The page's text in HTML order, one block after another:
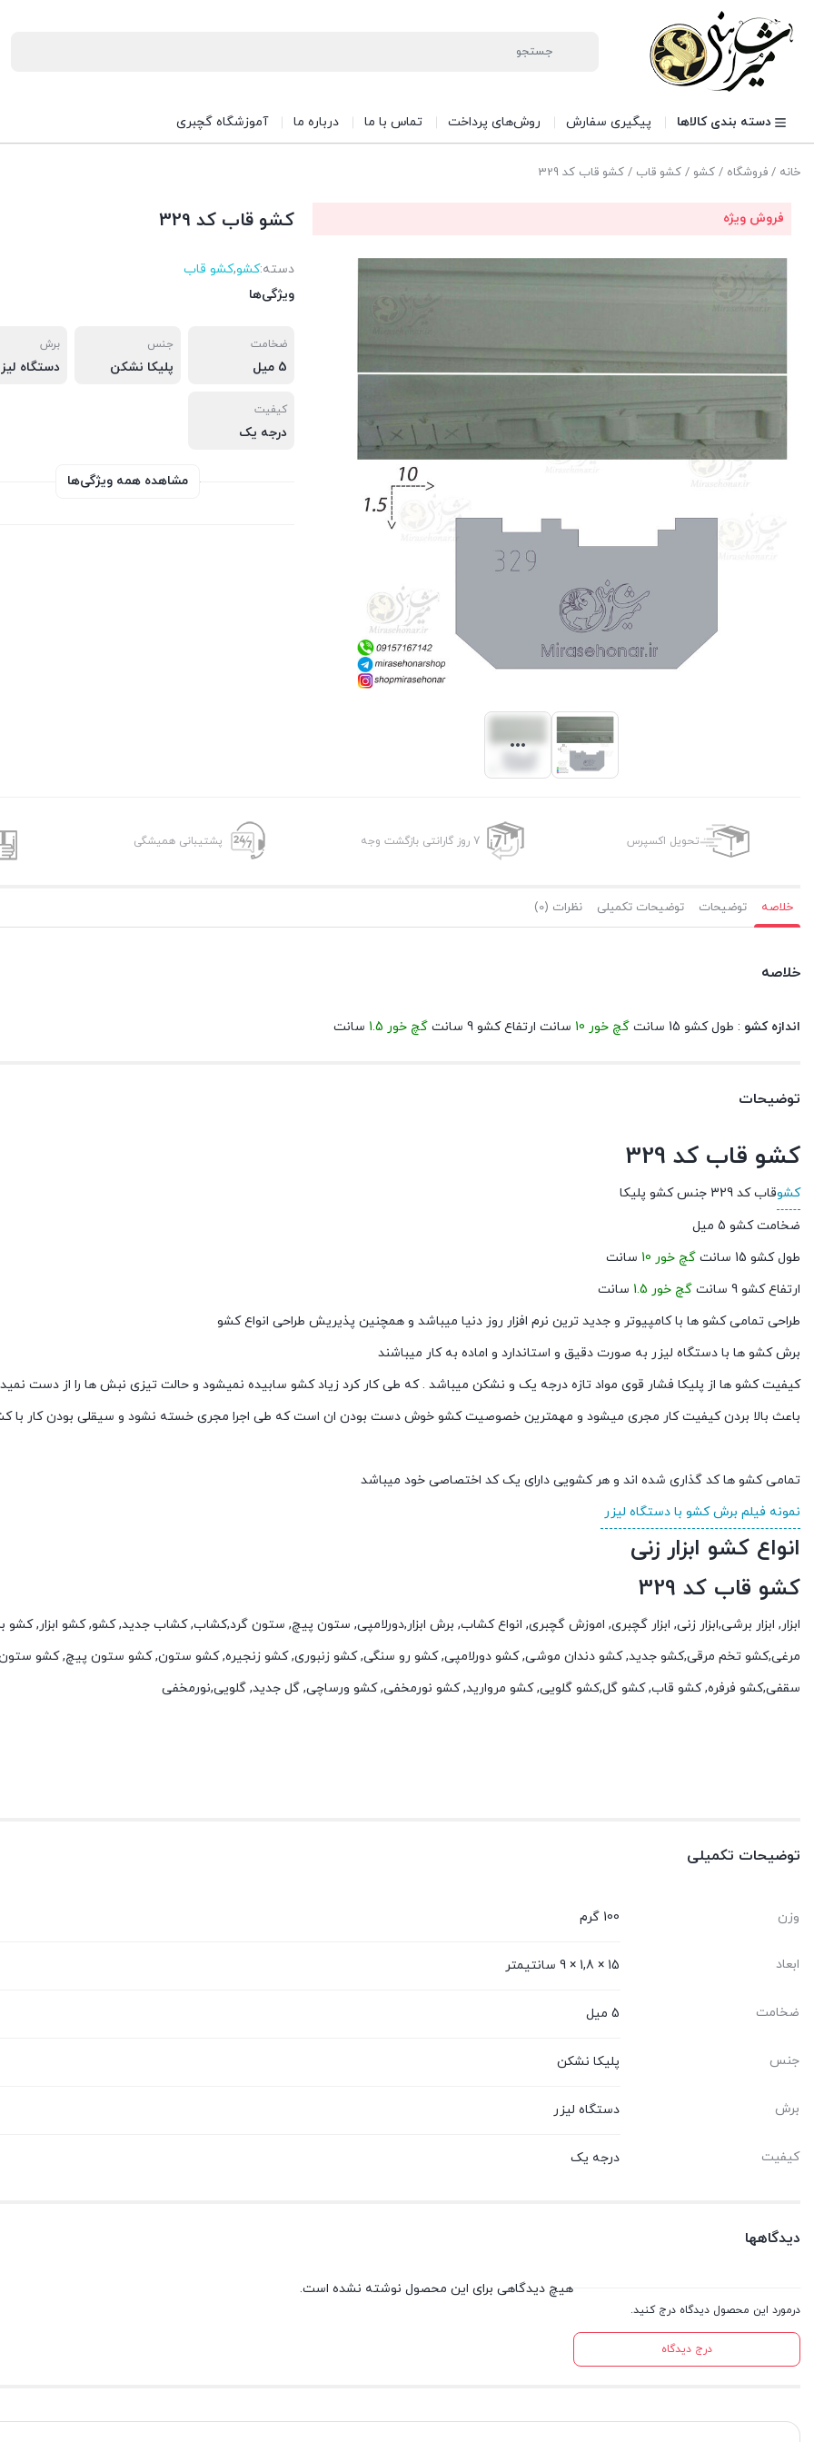
دسته بندی کالاها پیگیری سفارش روش‌های پرداخت تماس با ما درباره ما آموزشگاه گچبری
خانه / فروشگاه / کشو / کشو قاب / کشو قاب کد 329
فروش ویژه کشو قاب کد 329
دسته:کشو,کشو قاب
ویژگی‌ها
ضخامت
5 میل
جنس
پلیکا نشکن
برش
دستگاه
کیفیت
درجه یک
مشاهده همه ویژگی‌ها
تحویل اکسپرس 7 روز گارانتی بازگشت وجه پشتیبانی همیشگی
خلاصه توضیحات توضیحات تکمیلی نظرات (0)
خلاصه
اندازه کشو : طول کشو 15 سانت گچ خور 10 سانت ارتفاع کشو 9 سانت گچ خور 1.5 سانت
توضیحات
کشو قاب کد 329
کشوقاب کد 329 جنس کشو پلیکا
ضخامت کشو 5 میل
طول کشو 15 سانت
گچ خور 10
سانت
ارتفاع کشو 9 سانت
گچ خور 1.5
سانت
طراحی تمامی کشو ها با کامپیوتر و جدید ترین نرم افزار روز دنیا میباشد و همچنین پذیریش طراحی انواع کشو
برش کشو ها با دستگاه لیزر به صورت دقیق و استاندارد و اماده به کار میباشند
کیفیت کشو ها از پلیکا فشار قوی مواد تازه درجه یک و نشکن میباشد . که طی کار کرد زیاد کشو سابیده نمیشود و حالت تیزی نبش ها را از دست
باعث بالا بردن کیفیت کار مجری میشود و مهمترین خصوصیت کشو خوش دست بودن ان است که طی اجرا مجری خسته نشود و سیقلی بودن کار با
تمامی کشو ها کد گذاری شده اند و هر کشویی دارای یک کد اختصاصی خود میباشد
نمونه فیلم برش کشو با دستگاه لیزر
انواع کشو ابزار زنی
کشو قاب کد 329
ابزار, ابزار برشی,ابزار زنی, ابزار گچبری, اموزش گچبری, انواع کشاب, برش ابزار,دورلامپی, ستون پیچ, ستون گرد,کشاب, کشاب جدید, کشو, کشو ابزار,
مرغی,کشو تخم مرقی,کشو جدید, کشو دندان موشی, کشو دورلامپی, کشو رو سنگی, کشو زنبوری, کشو زنجیره, کشو ستون, کشو ستون پیچ, کشو
سقفی,کشو فرفره, کشو قاب, کشو گل,کشو گلویی, کشو مروارید, کشو نورمخفی, کشو ورساچی, گل جدید, گلویی,نورمخفی
توضیحات تکمیلی
وزن 100 گرم
ابعاد 15 × 1,8 × 9 سانتیمتر
ضخامت 5 میل
جنس پلیکا نشکن
برش دستگاه لیزر
کیفیت درجه یک
دیدگاهها
درمورد این محصول دیدگاه درج کنید.
درج دیدگاه
هیچ دیدگاهی برای این محصول نوشته نشده است.